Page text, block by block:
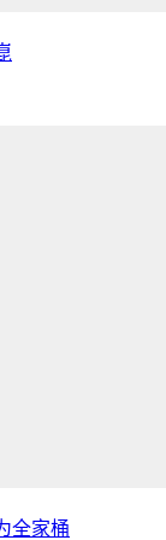
全家桶